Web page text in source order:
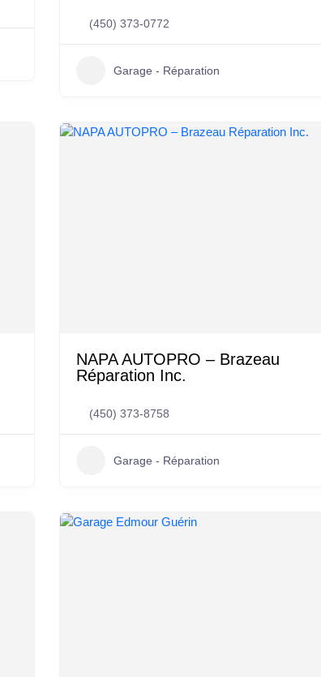
(450) 373-0772
Garage - Réparation
NAPA AUTOPRO – Brazeau
Réparation Inc.
(450) 373-8758
Garage - Réparation